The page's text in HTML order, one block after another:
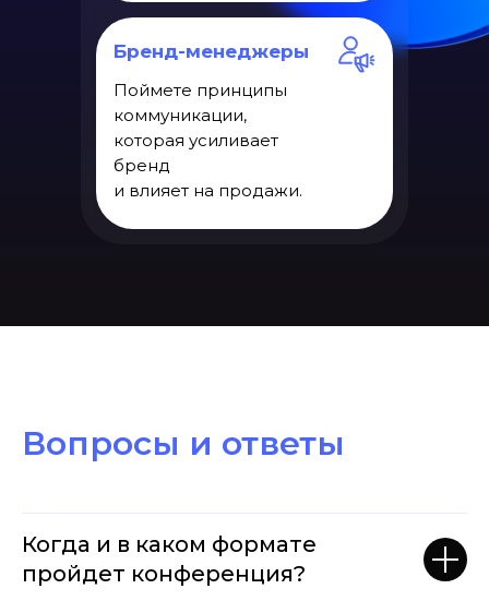
Бренд-менеджеры
Поймете принципы
коммуникации,
которая усиливает
бренд
и влияет на продажи.
Вопросы и ответы
Когда и в каком формате
пройдет конференция?